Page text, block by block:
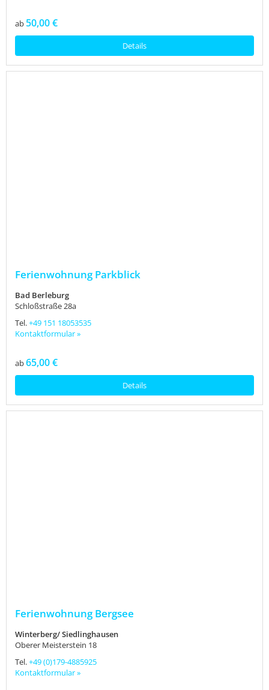
ab50,00 €
Details
Ferienwohnung Parkblick
Bad Berleburg
Schloßstraße 28a
Tel.+49 151 18053535
Kontaktformular »
ab65,00 €
Details
Ferienwohnung Bergsee
Winterberg/ Siedlinghausen
Oberer Meisterstein 18
Tel.+49 (0)179-4885925
Kontaktformular »